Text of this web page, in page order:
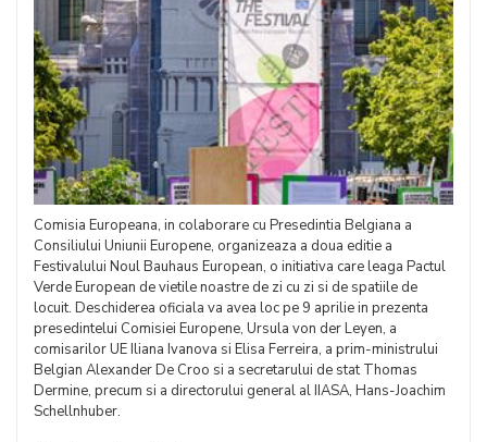
Comisia Europeana, in colaborare cu Presedintia Belgiana a
Consiliului Uniunii Europene, organizeaza a doua editie a
Festivalului Noul Bauhaus European, o initiativa care leaga Pactul
Verde European de vietile noastre de zi cu zi si de spatiile de
locuit. Deschiderea oficiala va avea loc pe 9 aprilie in prezenta
presedintelui Comisiei Europene, Ursula von der Leyen, a
comisarilor UE Iliana Ivanova si Elisa Ferreira, a prim-ministrului
Belgian Alexander De Croo si a secretarului de stat Thomas
Dermine, precum si a directorului general al IIASA, Hans-Joachim
Schellnhuber.